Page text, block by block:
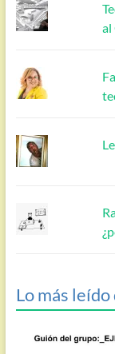
al
Lo más